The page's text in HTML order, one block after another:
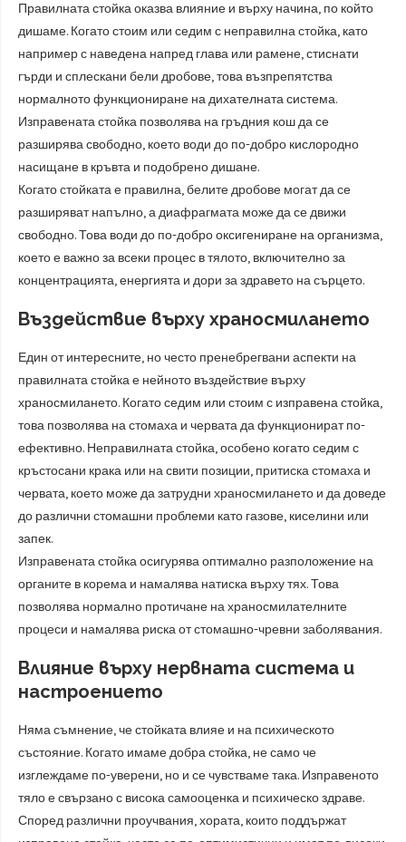
Правилната стойка оказва влияние и върху начина, по който
дишаме. Когато стоим или седим с неправилна стойка, като
например с наведена напред глава или рамене, стиснати
гърди и сплескани бели дробове, това възпрепятства
нормалното функциониране на дихателната система.
Изправената стойка позволява на гръдния кош да се
разширява свободно, което води до по-добро кислородно
насищане в кръвта и подобрено дишане.
Когато стойката е правилна, белите дробове могат да се
разширяват напълно, а диафрагмата може да се движи
свободно. Това води до по-добро оксигениране на организма,
което е важно за всеки процес в тялото, включително за
концентрацията, енергията и дори за здравето на сърцето.
Въздействие върху храносмилането
Един от интересните, но често пренебрегвани аспекти на
правилната стойка е нейното въздействие върху
храносмилането. Когато седим или стоим с изправена стойка,
това позволява на стомаха и червата да функционират по-
ефективно. Неправилната стойка, особено когато седим с
кръстосани крака или на свити позиции, притиска стомаха и
червата, което може да затрудни храносмилането и да доведе
до различни стомашни проблеми като газове, киселини или
запек.
Изправената стойка осигурява оптимално разположение на
органите в корема и намалява натиска върху тях. Това
позволява нормално протичане на храносмилателните
процеси и намалява риска от стомашно-чревни заболявания.
Влияние върху нервната система и
настроението
Няма съмнение, че стойката влияе и на психическото
състояние. Когато имаме добра стойка, не само че
изглеждаме по-уверени, но и се чувстваме така. Изправеното
тяло е свързано с висока самооценка и психическо здраве.
Според различни проучвания, хората, които поддържат